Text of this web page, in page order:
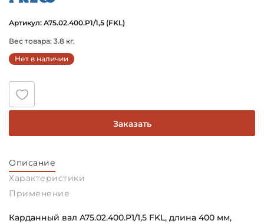
Артикул: A75.02.400.P1/1,5 (FKL)
Вес товара: 3.8 кг.
Нет в наличии
Заказать
Описание
Характеристики
Применение
Карданный вал A75.02.400.P1/1,5 FKL, длина 400 мм,